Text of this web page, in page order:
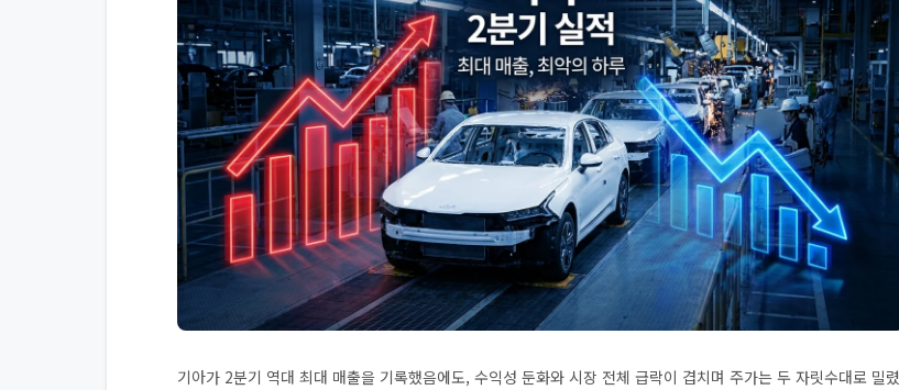
기아가 2분기 역대 최대 매출을 기록했음에도, 수익성 둔화와 시장 전체 급락이 겹치며 주가는 두 자릿수대로 밀렸